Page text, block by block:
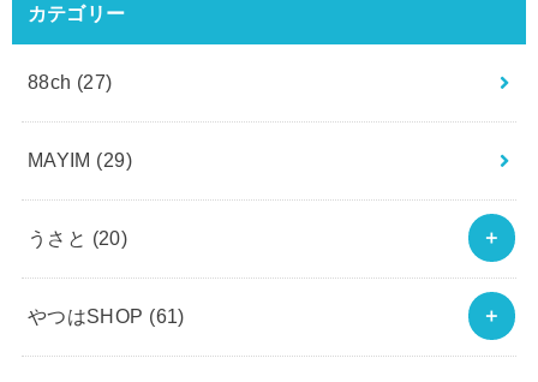
カテゴリー
88ch (27)
MAYIM (29)
うさと (20)
やつはSHOP (61)